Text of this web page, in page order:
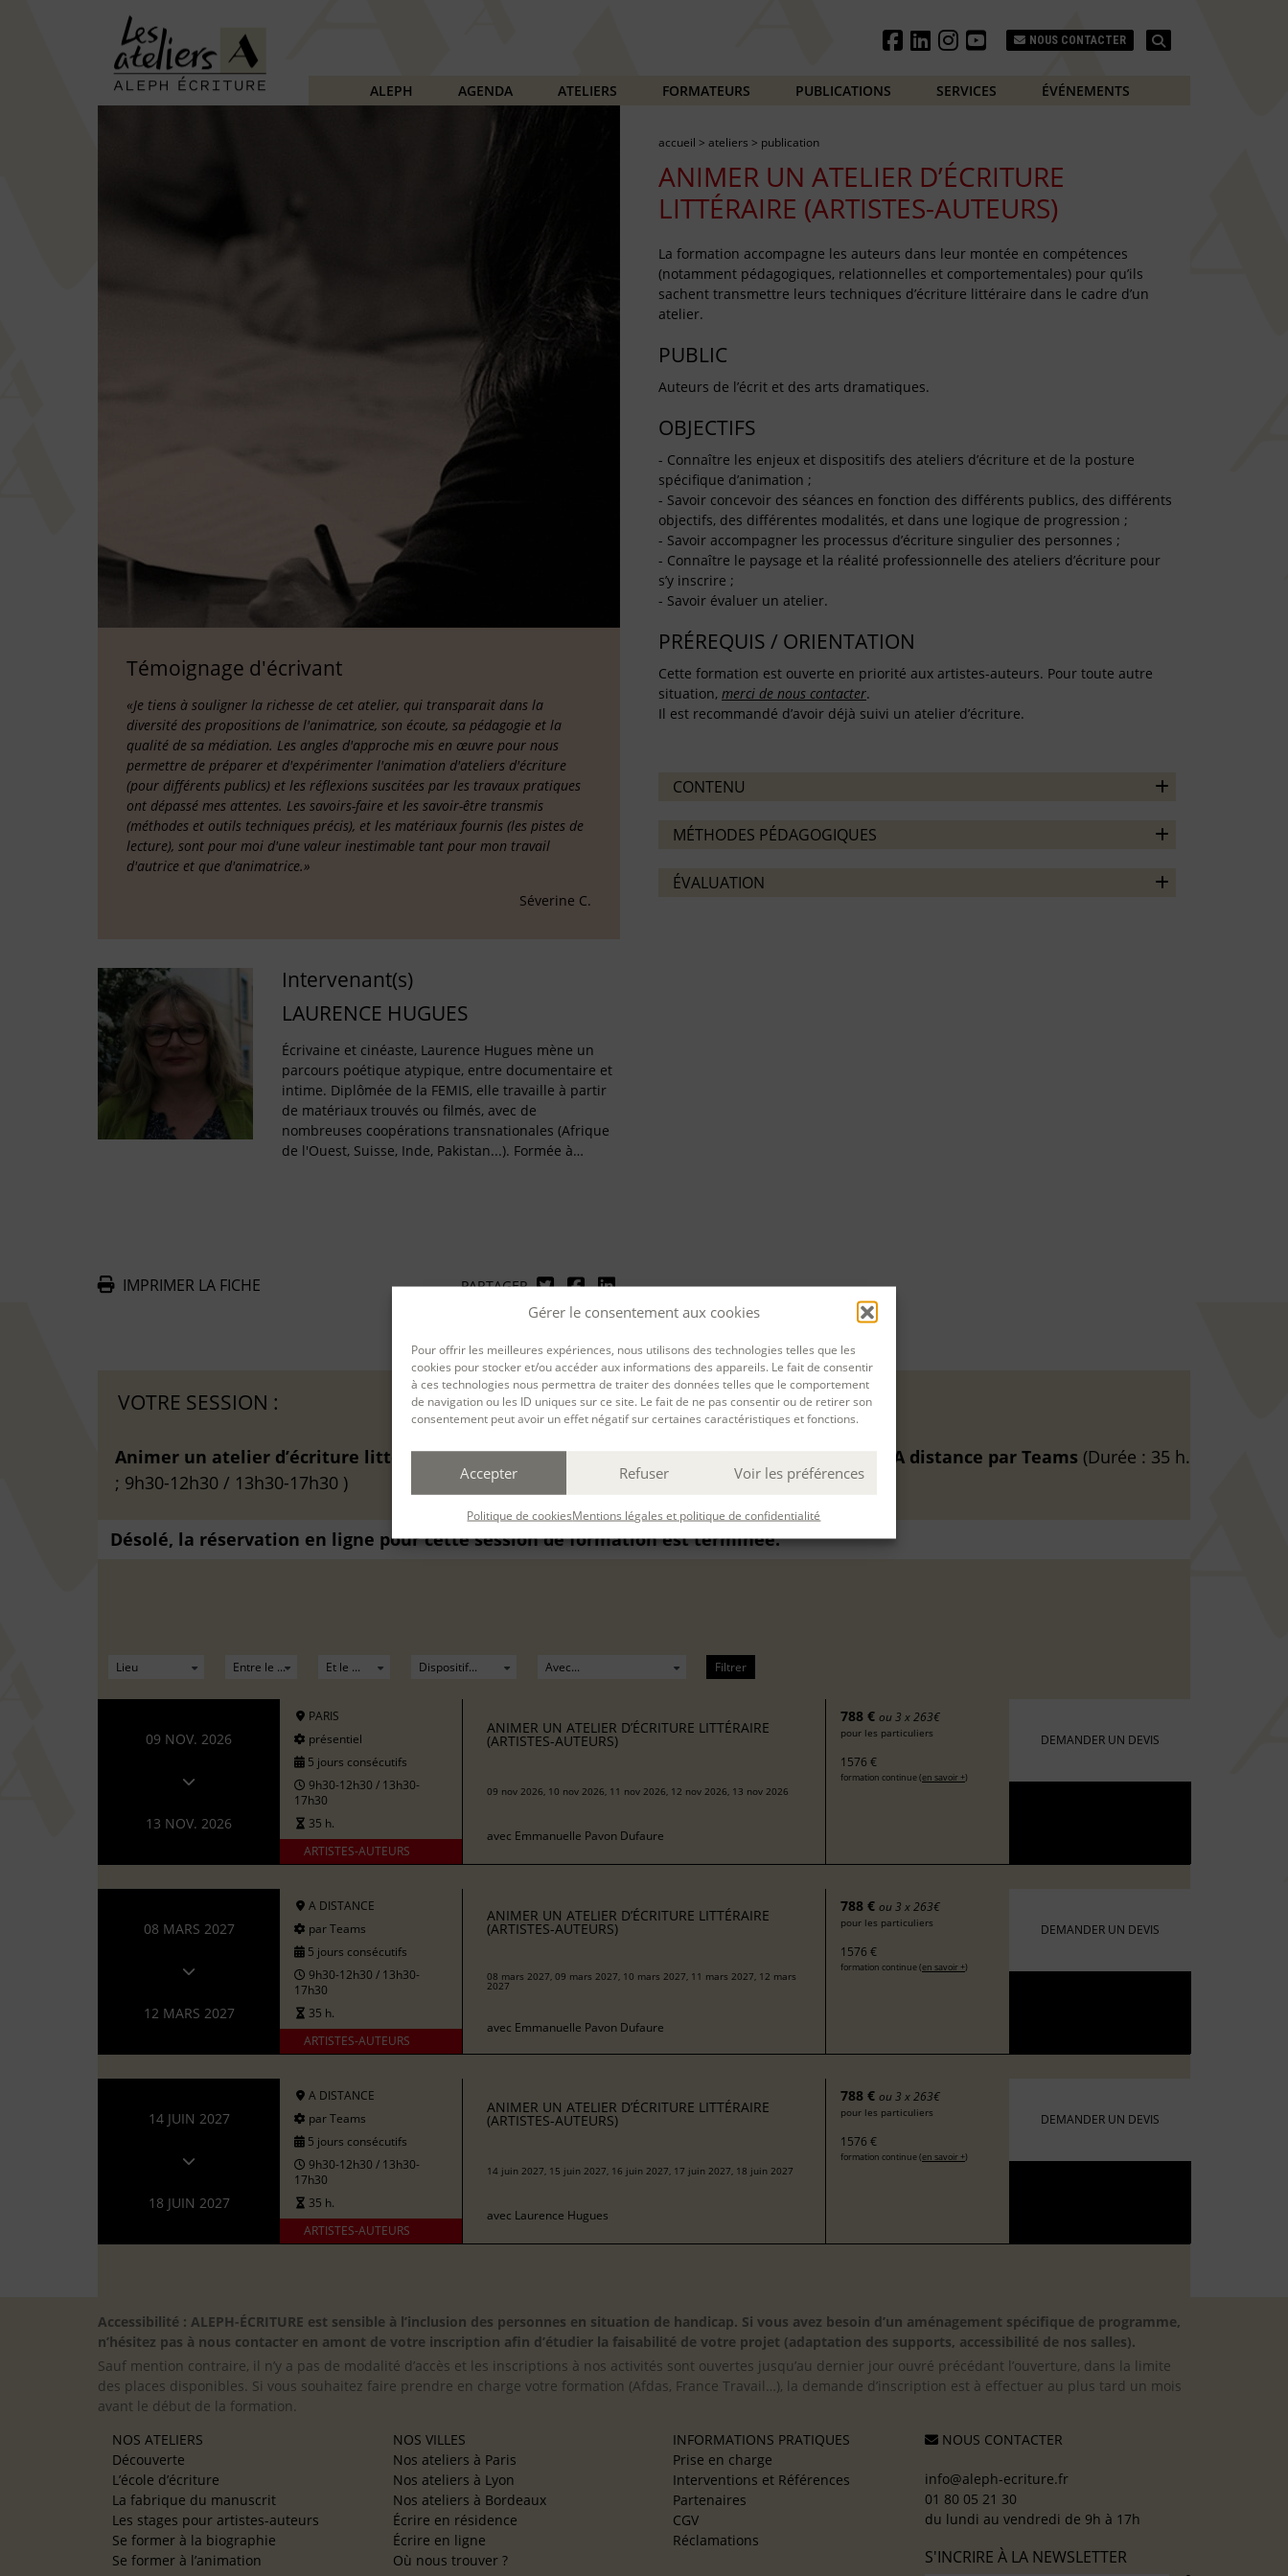
Gérer le consentement aux cookies
Pour offrir les meilleures expériences, nous utilisons des technologies telles que les
cookies pour stocker et/ou accéder aux informations des appareils. Le fait de consentir
à ces technologies nous permettra de traiter des données telles que le comportement
de navigation ou les ID uniques sur ce site. Le fait de ne pas consentir ou de retirer son
consentement peut avoir un effet négatif sur certaines caractéristiques et fonctions.
Accepter Refuser Voir les préférences
Politique de cookiesMentions légales et politique de confidentialité
NOUS CONTACTER
ALEPH AGENDA ATELIERS FORMATEURS PUBLICATIONS SERVICES ÉVÉNEMENTS
Témoignage d'écrivant
«Je tiens à souligner la richesse de cet atelier, qui transparait dans la
diversité des propositions de l'animatrice, son écoute, sa pédagogie et la
qualité de sa médiation. Les angles d'approche mis en œuvre pour nous
permettre de préparer et d'expérimenter l'animation d'ateliers d'écriture
(pour différents publics) et les réflexions suscitées par les travaux pratiques
ont dépassé mes attentes. Les savoirs-faire et les savoir-être transmis
(méthodes et outils techniques précis), et les matériaux fournis (les pistes de
lecture), sont pour moi d'une valeur inestimable tant pour mon travail
d'autrice et que d'animatrice.»
Séverine C.
Intervenant(s)
LAURENCE HUGUES
Écrivaine et cinéaste, Laurence Hugues mène un
parcours poétique atypique, entre documentaire et
intime. Diplômée de la FEMIS, elle travaille à partir
de matériaux trouvés ou filmés, avec de
nombreuses coopérations transnationales (Afrique
de l'Ouest, Suisse, Inde, Pakistan...). Formée à…
IMPRIMER LA FICHE
PARTAGER
Dernière mise à jour : 13/10/2025
accueil > ateliers > publication
ANIMER UN ATELIER D’ÉCRITURE
LITTÉRAIRE (ARTISTES-AUTEURS)
La formation accompagne les auteurs dans leur montée en compétences
(notamment pédagogiques, relationnelles et comportementales) pour qu’ils
sachent transmettre leurs techniques d’écriture littéraire dans le cadre d’un
atelier.
PUBLIC
Auteurs de l’écrit et des arts dramatiques.
OBJECTIFS
- Connaître les enjeux et dispositifs des ateliers d’écriture et de la posture
spécifique d’animation ;
- Savoir concevoir des séances en fonction des différents publics, des différents
objectifs, des différentes modalités, et dans une logique de progression ;
- Savoir accompagner les processus d’écriture singulier des personnes ;
- Connaître le paysage et la réalité professionnelle des ateliers d’écriture pour
s’y inscrire ;
- Savoir évaluer un atelier.
PRÉREQUIS / ORIENTATION
Cette formation est ouverte en priorité aux artistes-auteurs. Pour toute autre
situation, merci de nous contacter.
Il est recommandé d’avoir déjà suivi un atelier d’écriture.
CONTENU
MÉTHODES PÉDAGOGIQUES
ÉVALUATION
VOTRE SESSION :
Animer un atelier d’écriture littéraire (artistes-auteurs)du08 Juin. 2026au12 Juin. 2026à A distance par Teams (Durée : 35 h.
; 9h30-12h30 / 13h30-17h30 )
Désolé, la réservation en ligne pour cette session de formation est terminée.
Filtrer
09 NOV. 2026
13 NOV. 2026
PARIS
présentiel
5 jours consécutifs
9h30-12h30 / 13h30-
17h30
35 h.
ARTISTES-AUTEURS
ANIMER UN ATELIER D’ÉCRITURE LITTÉRAIRE
(ARTISTES-AUTEURS)
09 nov 2026, 10 nov 2026, 11 nov 2026, 12 nov 2026, 13 nov 2026
avec Emmanuelle Pavon Dufaure
788 € ou 3 x 263€
pour les particuliers
1576 €
formation continue (en savoir +)
DEMANDER UN DEVIS
08 MARS 2027
12 MARS 2027
A DISTANCE
par Teams
5 jours consécutifs
9h30-12h30 / 13h30-
17h30
35 h.
ARTISTES-AUTEURS
ANIMER UN ATELIER D’ÉCRITURE LITTÉRAIRE
(ARTISTES-AUTEURS)
08 mars 2027, 09 mars 2027, 10 mars 2027, 11 mars 2027, 12 mars
2027
avec Emmanuelle Pavon Dufaure
788 € ou 3 x 263€
pour les particuliers
1576 €
formation continue (en savoir +)
DEMANDER UN DEVIS
14 JUIN 2027
18 JUIN 2027
A DISTANCE
par Teams
5 jours consécutifs
9h30-12h30 / 13h30-
17h30
35 h.
ARTISTES-AUTEURS
ANIMER UN ATELIER D’ÉCRITURE LITTÉRAIRE
(ARTISTES-AUTEURS)
14 juin 2027, 15 juin 2027, 16 juin 2027, 17 juin 2027, 18 juin 2027
avec Laurence Hugues
788 € ou 3 x 263€
pour les particuliers
1576 €
formation continue (en savoir +)
DEMANDER UN DEVIS
Accessibilité : ALEPH-ÉCRITURE est sensible à l’inclusion des personnes en situation de handicap. Si vous avez besoin d’un aménagement spécifique de programme,
n’hésitez pas à nous contacter en amont de votre inscription afin d’étudier la faisabilité de votre projet (adaptation des supports, accessibilité de nos salles).
Sauf mention contraire, il n’y a pas de modalité d’accès et les inscriptions à nos activités sont ouvertes jusqu’au dernier jour ouvré précédant l’ouverture, dans la limite
des places disponibles. Si vous souhaitez faire prendre en charge votre formation (Afdas, France Travail…), la demande d’inscription est à effectuer au plus tard un mois
avant le début de la formation.
NOS ATELIERS
Découverte
L’école d’écriture
La fabrique du manuscrit
Les stages pour artistes-auteurs
Se former à la biographie
Se former à l’animation
NOS VILLES
Nos ateliers à Paris
Nos ateliers à Lyon
Nos ateliers à Bordeaux
Écrire en résidence
Écrire en ligne
Où nous trouver ?
INFORMATIONS PRATIQUES
Prise en charge
Interventions et Références
Partenaires
CGV
Réclamations
NOUS CONTACTER
info@aleph-ecriture.fr
01 80 05 21 30
du lundi au vendredi de 9h à 17h
S'INCRIRE À LA NEWSLETTER